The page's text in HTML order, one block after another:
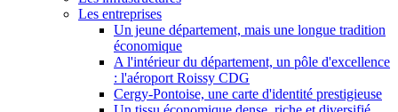
Les entreprises
Un jeune département, mais une longue tradition
économique
A l'intérieur du département, un pôle d'excellence
: l'aéroport Roissy CDG
Cergy-Pontoise, une carte d'identité prestigieuse